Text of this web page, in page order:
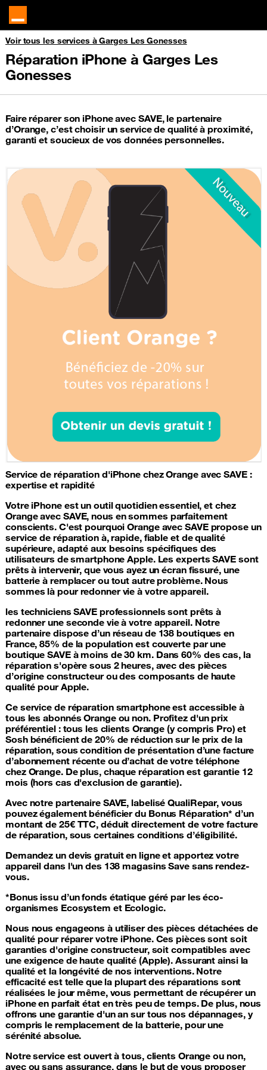
Voir tous les services à Garges Les Gonesses
Réparation iPhone à Garges Les
Gonesses
Faire réparer son iPhone avec SAVE, le partenaire
d’Orange, c’est choisir un service de qualité à proximité,
garanti et soucieux de vos données personnelles.
Service de réparation d'iPhone chez Orange avec SAVE :
expertise et rapidité
Votre iPhone est un outil quotidien essentiel, et chez
Orange avec SAVE, nous en sommes parfaitement
conscients. C'est pourquoi Orange avec SAVE propose un
service de réparation à, rapide, fiable et de qualité
supérieure, adapté aux besoins spécifiques des
utilisateurs de smartphone Apple. Les experts SAVE sont
prêts à intervenir, que vous ayez un écran fissuré, une
batterie à remplacer ou tout autre problème. Nous
sommes là pour redonner vie à votre appareil.
les techniciens SAVE professionnels sont prêts à
redonner une seconde vie à votre appareil. Notre
partenaire dispose d’un réseau de 138 boutiques en
France, 85% de la population est couverte par une
boutique SAVE à moins de 30 km. Dans 60% des cas, la
réparation s'opère sous 2 heures, avec des pièces
d’origine constructeur ou des composants de haute
qualité pour Apple.
Ce service de réparation smartphoneest accessible à
tous les abonnés Orange ou non. Profitez d'un prix
préférentiel : tous les clients Orange (y compris Pro) et
Sosh bénéficient de 20% de réduction sur le prix de la
réparation, sous condition de présentation d’une facture
d’abonnement récente ou d’achat de votre téléphone
chez Orange. De plus, chaque réparation est garantie 12
mois (hors cas d'exclusion de garantie).
Avec notre partenaire SAVE, labelisé QualiRepar, vous
pouvez également bénéficier du Bonus Réparation* d’un
montant de 25€ TTC, déduit directement de votre facture
de réparation, sous certaines conditions d’éligibilité.
Demandez un devis gratuit en ligne et apportez votre
appareil dans l'un des 138 magasins Save sans rendez-
vous.
*Bonus issu d’un fonds étatique géré par les éco-
organismes Ecosystem et Ecologic.
Nous nous engageons à utiliserdes pièces détachées de
qualité pour réparer votre iPhone. Ces pièces sont soit
garanties d'origine constructeur, soit compatibles avec
une exigence de haute qualité (Apple). Assurant ainsi la
qualité et la longévité de nos interventions. Notre
efficacité est telle que la plupart des réparations sont
réalisées le jour même, vous permettant de récupérer un
iPhone en parfait état en très peu de temps. De plus, nous
offrons une garantie d'un an sur tous nos dépannages, y
compris le remplacement de la batterie, pour une
sérénité absolue.
Notre service est ouvert à tous, clients Orange ou non,
avec ou sans assurance, dans le but de vous proposer